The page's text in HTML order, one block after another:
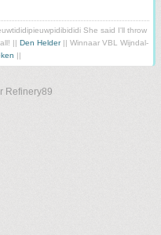
She said I'll throw
|| Den Helder|| Winnaar VBL Wijndal-
Refinery89